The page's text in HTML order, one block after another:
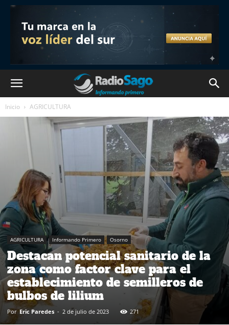
Inicio AGRICULTURA
AGRICULTURA Informando Primero Osorno
Destacan potencial sanitario de la
zona como factor clave para el
establecimiento de semilleros de
bulbos de lilium
Por Eric Paredes - 2 de julio de 2023 271